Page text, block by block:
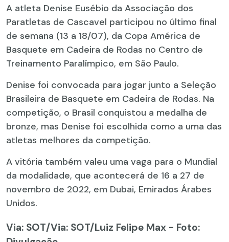
A atleta Denise Eusébio da Associação dos
Paratletas de Cascavel participou no último final
de semana (13 a 18/07), da Copa América de
Basquete em Cadeira de Rodas no Centro de
Treinamento Paralímpico, em São Paulo.
Denise foi convocada para jogar junto a Seleção
Brasileira de Basquete em Cadeira de Rodas. Na
competição, o Brasil conquistou a medalha de
bronze, mas Denise foi escolhida como a uma das
atletas melhores da competição.
A vitória também valeu uma vaga para o Mundial
da modalidade, que acontecerá de 16 a 27 de
novembro de 2022, em Dubai, Emirados Árabes
Unidos.
Via: SOT/Via: SOT/Luiz Felipe Max - Foto: